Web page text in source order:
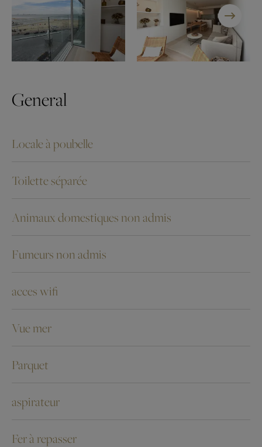
General
Locale à poubelle
Toilette séparée
Animaux domestiques non admis
Fumeurs non admis
acces wifi
Vue mer
Parquet
aspirateur
Fer à repasser